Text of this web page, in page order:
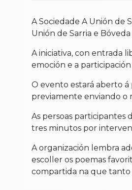
A Sociedade A Unión de
Unión de Sarria e
A iniciativa, con entrada
emoción e a
O evento estará aberto á
previamente enviando o
As persoas participantes
tres minutos por
A organización lembra
escoller os poemas
compartida na que tanto